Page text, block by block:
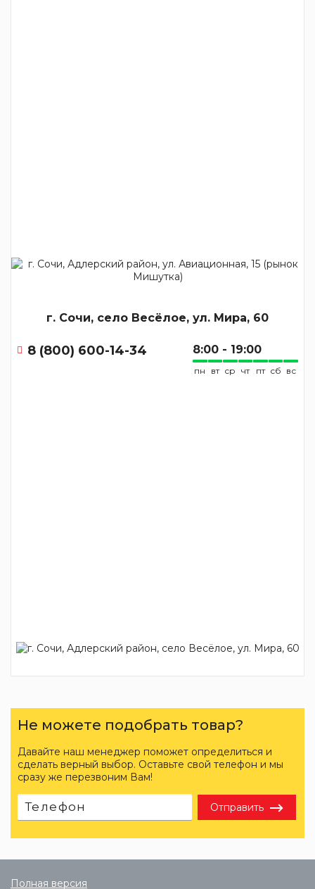
г. Сочи, село Весёлое, ул. Мира, 60
8 (800) 600-14-34 8:00 - 19:00
пн вт ср чт пт сб вс
Не можете подобрать товар?
Давайте наш менеджер поможет определиться и
сделать верный выбор. Оставьте свой телефон и мы
сразу же перезвоним Вам!
Отправить
Полная версия